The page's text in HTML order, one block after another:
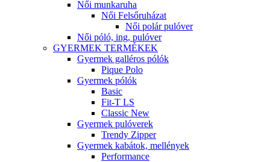
Női munkaruha
Női Felsőruházat
Női polár pulóver
Női póló, ing, pulóver
GYERMEK TERMÉKEK
Gyermek galléros pólók
Pique Polo
Gyermek pólók
Basic
Fit-T LS
Classic New
Gyermek pulóverek
Trendy Zipper
Gyermek kabátok, mellények
Performance